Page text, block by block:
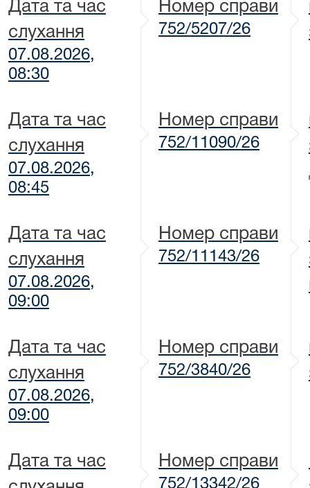
Дата та час
слухання
07.08.2026,
08:30
Номер справи
752/5207/26
Дата та час
слухання
07.08.2026,
08:45
Номер справи
752/11090/26
Дата та час
слухання
07.08.2026,
09:00
Номер справи
752/11143/26
Дата та час
слухання
07.08.2026,
09:00
Номер справи
752/3840/26
Дата та час
Номер справи
752/13342/26